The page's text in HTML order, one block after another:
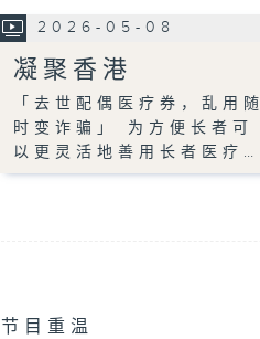
2026-05-08
凝聚香港
「去世配偶医疗券，乱用随
时变诈骗」 为方便长者可
以更灵活地善用长者医疗…
节目重温